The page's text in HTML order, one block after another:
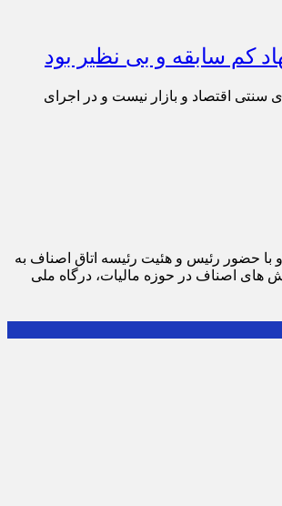
کم سابقه و بی نظیر بود
سنتی اقتصاد و بازار نیست و در اجرای
و دارائی بود. در این اجلاس که امروز یکشنبه 19 آذر 1402 در سالن اجتماعات اتاق و با حضور رئیس و هئیت رئیسه اتاق اصناف به
های اصناف در حوزه مالیات، درگاه ملی